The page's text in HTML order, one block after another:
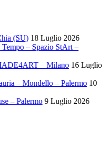
(SU) 18 Luglio 2026
– Spazio StArt –
– Milano 16 Luglio
– Mondello – Palermo 10
– Palermo 9 Luglio 2026